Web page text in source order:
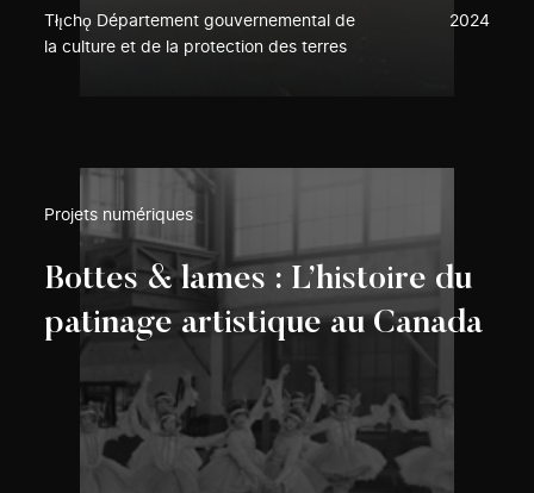
Tłı̨chǫ Département gouvernemental de
la culture et de la protection des terres
2024
Projets numériques
Bottes & lames : L’histoire du
patinage artistique au Canada